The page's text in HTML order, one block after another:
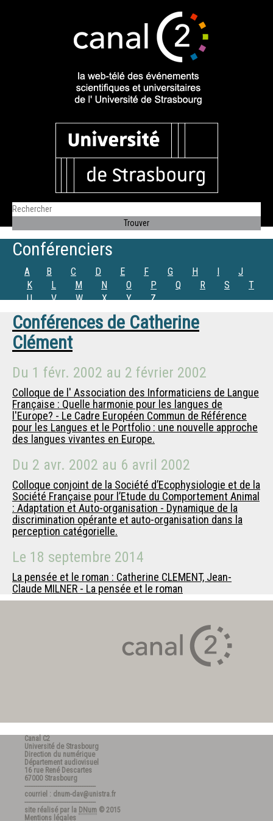
Conférenciers
A B C D E F G H I
J
K
L M N O P Q R S
T
U
V W X Y Z
Conférences de Catherine
Clément
Du 1 févr. 2002 au 2 février 2002
Colloque de l' Association des Informaticiens de Langue
Française : Quelle harmonie pour les langues de
l'Europe? - Le Cadre Européen Commun de Référence
pour les Langues et le Portfolio : une nouvelle approche
des langues vivantes en Europe.
Du 2 avr. 2002 au 6 avril 2002
Colloque conjoint de la Société d’Ecophysiologie et de la
Société Française pour l’Etude du Comportement Animal
: Adaptation et Auto-organisation - Dynamique de la
discrimination opérante et auto-organisation dans la
perception catégorielle.
Le 18 septembre 2014
La pensée et le roman : Catherine CLEMENT, Jean-
Claude MILNER - La pensée et le roman
Canal C2
Université de Strasbourg
Direction du numérique
Département audiovisuel
16 rue René Descartes
67000 Strasbourg
---------------------------------------
courriel : dnum-dav@unistra.fr
---------------------------------------
site réalisé par la DNum © 2015
Mentions légales